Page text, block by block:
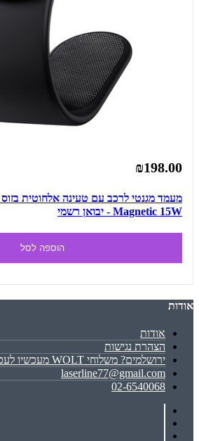
₪198.00
Magnetic 15W - יבואן רשמי
הוספה לסל
אודות
אודות
הצהרת נגישות
ירושלמים? משלוחי WOLT מעכשיו לעכשיו!
laserline77@gmail.com
02-6540068